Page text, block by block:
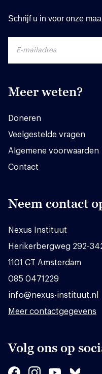
Schrijf u in voor onze
Meer weten?
Doneren
Veelgestelde vragen
Algemene voorwaarden
Contact
Neem contact
Nexus Instituut
Herikerbergweg 292-
1101 CT Amsterdam
085 0471229
info@nexus-instituut.nl
Meer contactgegevens
Volg ons op